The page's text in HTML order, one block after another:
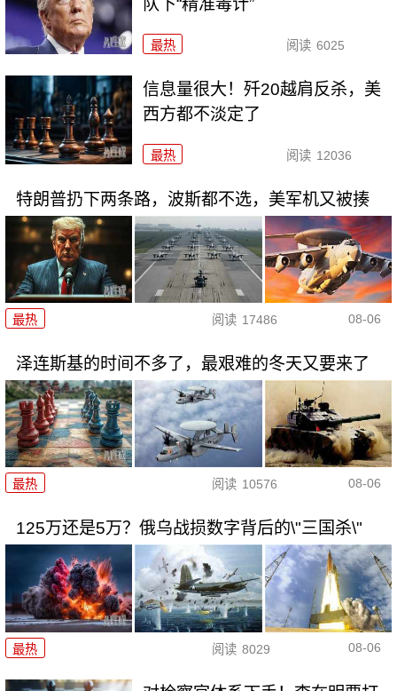
队下“精准毒计”
最热 阅读 6025
信息量很大！歼20越肩反杀，美
西方都不淡定了
最热 阅读 12036
特朗普扔下两条路，波斯都不选，美军机又被揍
最热 阅读 17486 08-06
泽连斯基的时间不多了，最艰难的冬天又要来了
最热 阅读 10576 08-06
125万还是5万？俄乌战损数字背后的\"三国杀\"
最热 阅读 8029 08-06